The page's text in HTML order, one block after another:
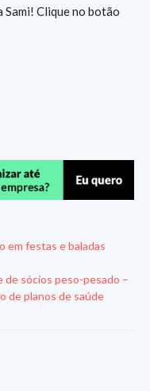
Sami! Clique no botão
em festas e baladas
de sócios peso-pesado –
de planos de saúde